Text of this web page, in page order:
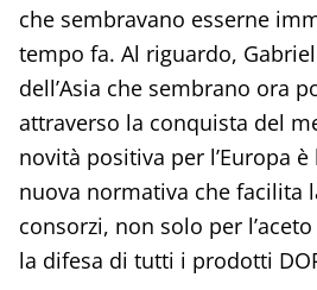
che sembravano esserne
tempo fa. Al riguardo,
dell’Asia che sembrano ora
attraverso la conquista del
novità positiva per l’Europa è
nuova normativa che facilita
consorzi, non solo per
la difesa di tutti i prodotti